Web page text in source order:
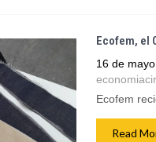
Ecofem, el
16 de
Ecofem
Read